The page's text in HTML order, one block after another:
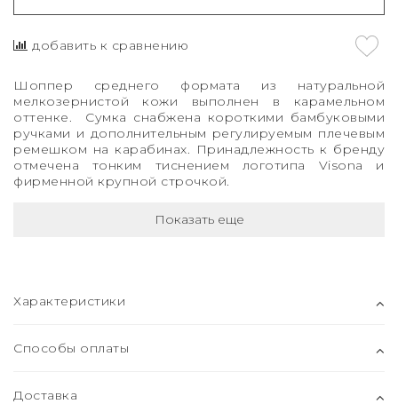
добавить к сравнению
Шоппер среднего формата из натуральной
мелкозернистой кожи выполнен в карамельном
оттенке. Сумка снабжена короткими бамбуковыми
ручками и дополнительным регулируемым плечевым
ремешком на карабинах. Принадлежность к бренду
отмечена тонким тиснением логотипа Visona и
фирменной крупной строчкой.
Показать еще
Характеристики
Способы оплаты
Доставка